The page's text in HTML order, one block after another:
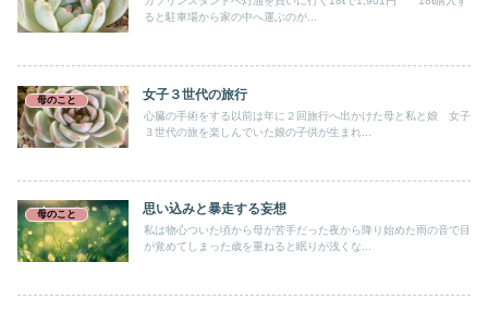
ると駐車場から家の中へ運ぶのが...
母のこと 女子３世代の旅行
心臓の手術をする以前は年に２回旅行へ出かけた母と私と娘 女子
３世代の旅を楽しんでいた娘の子供が生まれ...
母のこと 思い込みと暴走する妄想
私は物心ついた頃から母が苦手だった夜から降り始めた雨の音で目
が覚めてしまった歳を重ねると眠りが浅くな...